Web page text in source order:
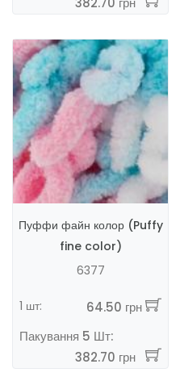
Пуффи файн колор (Puffy
fine color)
6377
1 шт:
64.50 грн
Пакування 5 Шт:
382.70 грн